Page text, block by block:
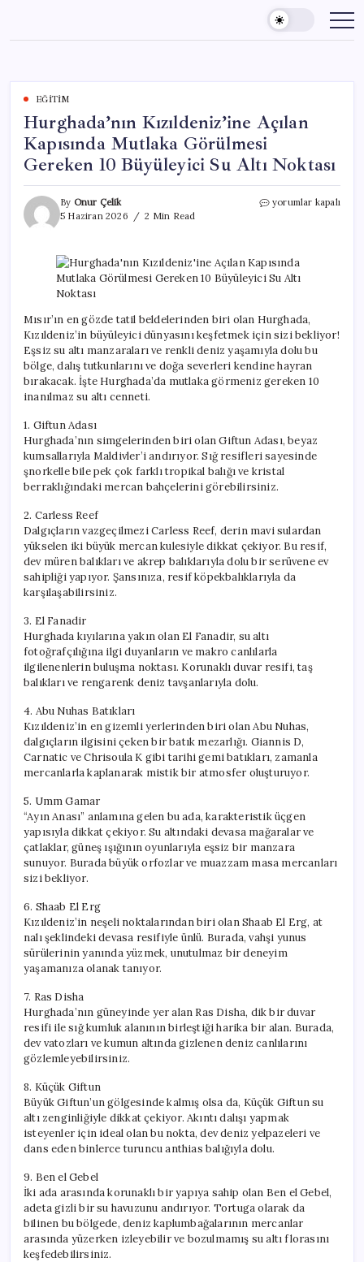
content
EĞITIM
Hurghada’nın Kızıldeniz’ine Açılan
Kapısında Mutlaka Görülmesi
Gereken 10 Büyüleyici Su Altı Noktası
By Onur Çelik
5 Haziran 2026
2 Min Read
Hurghada’nın
Mutlaka
Görülmesi
Gereken
Su
Altı
Noktası
için
yorumlar kapalı
Mısır’ın en gözde tatil beldelerinden biri olan Hurghada,
Kızıldeniz’in büyüleyici dünyasını keşfetmek için sizi bekliyor!
Eşsiz su altı manzaraları ve renkli deniz yaşamıyla dolu bu
bölge, dalış tutkunlarını ve doğa severleri kendine hayran
bırakacak. İşte Hurghada’da mutlaka görmeniz gereken 10
inanılmaz su altı cenneti.
1. Giftun Adası
Hurghada’nın simgelerinden biri olan Giftun Adası, beyaz
kumsallarıyla Maldivler’i andırıyor. Sığ resifleri sayesinde
şnorkelle bile pek çok farklı tropikal balığı ve kristal
berraklığındaki mercan bahçelerini görebilirsiniz.
2. Carless Reef
Dalgıçların vazgeçilmezi Carless Reef, derin mavi sulardan
yükselen iki büyük mercan kulesiyle dikkat çekiyor. Bu resif,
dev müren balıkları ve akrep balıklarıyla dolu bir serüvene ev
sahipliği yapıyor. Şansınıza, resif köpekbalıklarıyla da
karşılaşabilirsiniz.
3. El Fanadir
Hurghada kıyılarına yakın olan El Fanadir, su altı
fotoğrafçılığına ilgi duyanların ve makro canlılarla
ilgilenenlerin buluşma noktası. Korunaklı duvar resifi, taş
balıkları ve rengarenk deniz tavşanlarıyla dolu.
4. Abu Nuhas Batıkları
Kızıldeniz’in en gizemli yerlerinden biri olan Abu Nuhas,
dalgıçların ilgisini çeken bir batık mezarlığı. Giannis D,
Carnatic ve Chrisoula K gibi tarihi gemi batıkları, zamanla
mercanlarla kaplanarak mistik bir atmosfer oluşturuyor.
5. Umm Gamar
“Ayın Anası” anlamına gelen bu ada, karakteristik üçgen
yapısıyla dikkat çekiyor. Su altındaki devasa mağaralar ve
çatlaklar, güneş ışığının oyunlarıyla eşsiz bir manzara
sunuyor. Burada büyük orfozlar ve muazzam masa mercanları
sizi bekliyor.
6. Shaab El Erg
Kızıldeniz’in neşeli noktalarından biri olan Shaab El Erg, at
nalı şeklindeki devasa resifiyle ünlü. Burada, vahşi yunus
sürülerinin yanında yüzmek, unutulmaz bir deneyim
yaşamanıza olanak tanıyor.
7. Ras Disha
Hurghada’nın güneyinde yer alan Ras Disha, dik bir duvar
resifi ile sığ kumluk alanının birleştiği harika bir alan. Burada,
dev vatozları ve kumun altında gizlenen deniz canlılarını
gözlemleyebilirsiniz.
8. Küçük Giftun
Büyük Giftun’un gölgesinde kalmış olsa da, Küçük Giftun su
altı zenginliğiyle dikkat çekiyor. Akıntı dalışı yapmak
isteyenler için ideal olan bu nokta, dev deniz yelpazeleri ve
dans eden binlerce turuncu anthias balığıyla dolu.
9. Ben el Gebel
İki ada arasında korunaklı bir yapıya sahip olan Ben el Gebel,
adeta gizli bir su havuzunu andırıyor. Tortuga olarak da
bilinen bu bölgede, deniz kaplumbağalarının mercanlar
arasında yüzerken izleyebilir ve bozulmamış su altı florasını
keşfedebilirsiniz.